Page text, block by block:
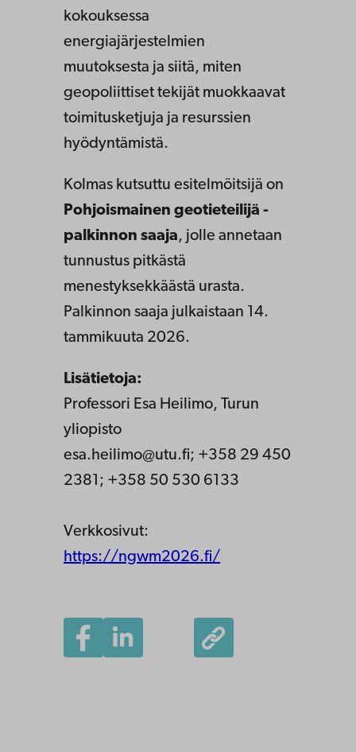
kokouksessa
energiajärjestelmien
muutoksesta ja siitä, miten
geopoliittiset tekijät muokkaavat
toimitusketjuja ja resurssien
hyödyntämistä.
Kolmas kutsuttu esitelmöitsijä on
Pohjoismainen geotieteilijä -
palkinnon saaja, jolle annetaan
tunnustus pitkästä
menestyksekkäästä urasta.
Palkinnon saaja julkaistaan 14.
tammikuuta 2026.
Lisätietoja:
Professori Esa Heilimo, Turun
yliopisto
esa.heilimo@utu.fi; +358 29 450
2381; +358 50 530 6133
Verkkosivut:
https://ngwm2026.fi/